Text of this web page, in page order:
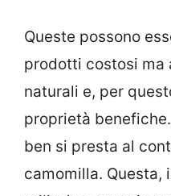
Queste possono
prodotti costosi ma
naturali e, per
proprietà
ben si presta al
camomilla. Questa,